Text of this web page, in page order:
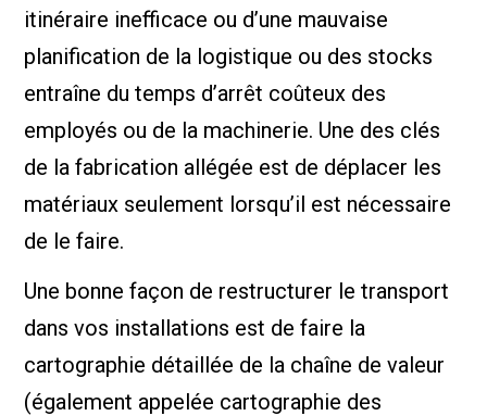
itinéraire inefficace ou d’une mauvaise
planification de la logistique ou des stocks
entraîne du temps d’arrêt coûteux des
employés ou de la machinerie. Une des clés
de la fabrication allégée est de déplacer les
matériaux seulement lorsqu’il est nécessaire
de le faire.
Une bonne façon de restructurer le transport
dans vos installations est de faire la
cartographie détaillée de la chaîne de valeur
(également appelée cartographie des